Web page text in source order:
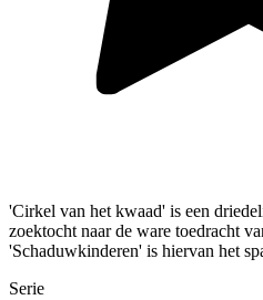
'Cirkel van het kwaad' is een
zoektocht naar de ware toedracht
'Schaduwkinderen' is hiervan het
Serie